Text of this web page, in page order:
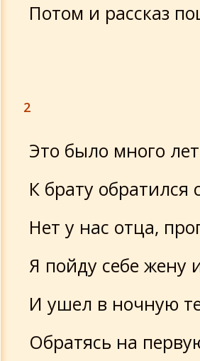
Потом и рассказ
2
Это было много
К брату
Нет у нас отца,
Я пойду себе жену
И ушел в ночную
Обратясь на